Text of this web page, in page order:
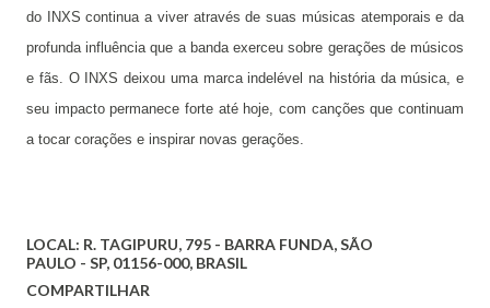
do INXS continua a viver através de suas músicas atemporais e da
profunda influência que a banda exerceu sobre gerações de músicos
e fãs. O INXS deixou uma marca indelével na história da música, e
seu impacto permanece forte até hoje, com canções que continuam
a tocar corações e inspirar novas gerações.
LOCAL: R. TAGIPURU, 795 - BARRA FUNDA, SÃO
PAULO - SP, 01156-000, BRASIL
COMPARTILHAR